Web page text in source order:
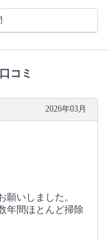
コミ
2026年03月
願いしました。
年間ほとんど掃除